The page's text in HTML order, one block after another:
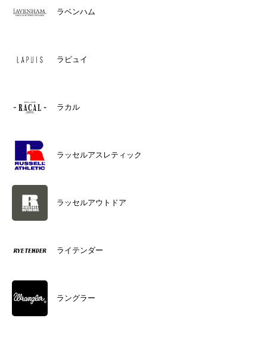
ラベンハム
ラピュイ
ラカル
ラッセルアスレティック
ラッセルアウトドア
ライテンダー
ラングラー